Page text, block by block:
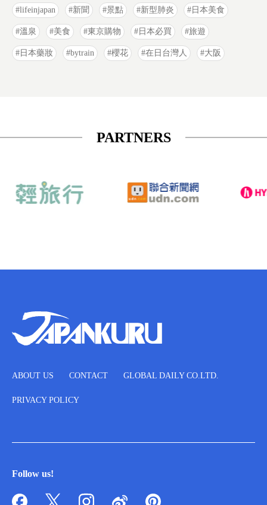
lifeinjapan 新聞 景點 新型肺炎 日本美食
溫泉 美食 東京購物 日本必買 旅遊
日本藥妝 bytrain 櫻花 在日台灣人 大阪
PARTNERS
ABOUT US CONTACT GLOBAL DAILY CO.LTD.
PRIVACY POLICY
Follow us!